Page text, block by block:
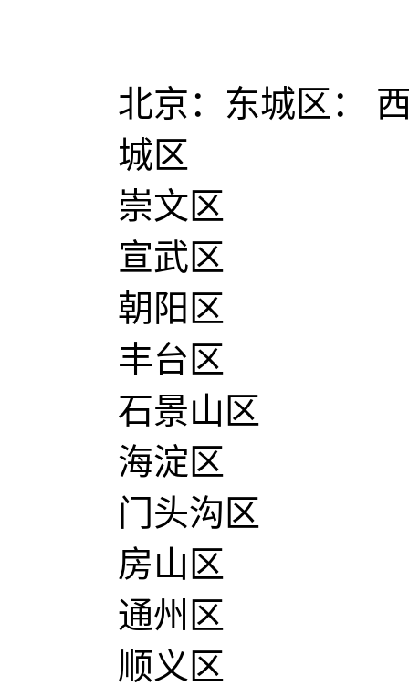
北京：东城区：
城区
崇文区
宣武区
朝阳区
丰台区
石景山区
海淀区
门头沟区
房山区
通州区
顺义区